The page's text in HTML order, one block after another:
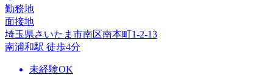
勤務地
面接地
埼玉県さいたま市南区南本町1-2-13
南浦和駅 徒歩4分
未経験OK